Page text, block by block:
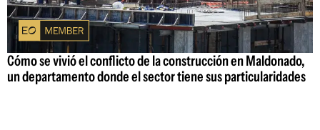
Cómo se vivió el conflicto de la construcción en Maldonado,
un departamento donde el sector tiene sus particularidades